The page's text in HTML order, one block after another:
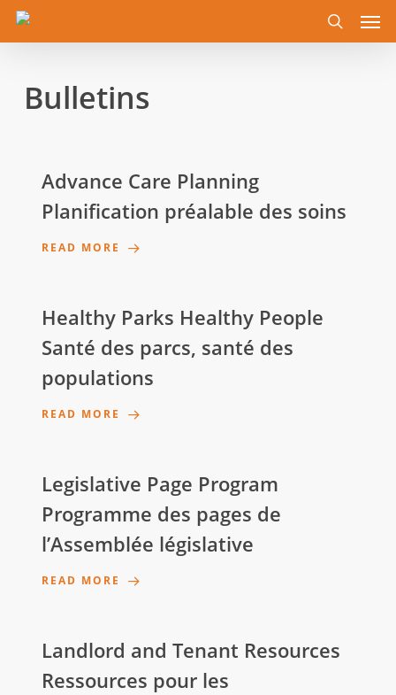
Skip
search
Bulletins
Advance Care Planning
Planification préalable des soins
READ MORE
Healthy Parks Healthy People
Santé des parcs, santé des
populations
READ MORE
Legislative Page Program
Programme des pages de
l’Assemblée législative
READ MORE
Landlord and Tenant Resources
Ressources pour les